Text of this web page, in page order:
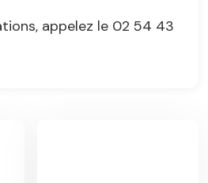
appelez le 02 54 43